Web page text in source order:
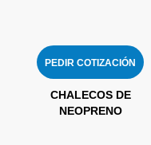
PEDIR COTIZACIÓN
CHALECOS DE
NEOPRENO